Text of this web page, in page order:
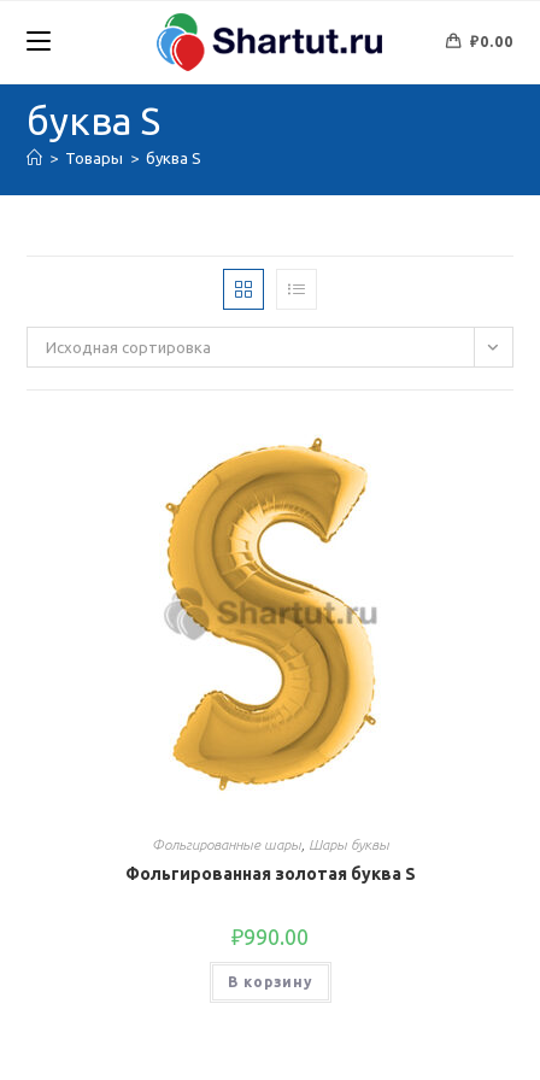
₽0.00
буква S
> Товары > буква S
Исходная сортировка
Фольгированные шары, Шары буквы
Фольгированная золотая буква S
₽990.00
В корзину